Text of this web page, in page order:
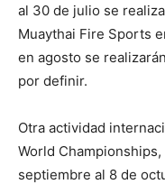
al 30 de julio se
Muaythai Fire Sports
en agosto se
por definir.
Otra actividad
World
septiembre al 8 de